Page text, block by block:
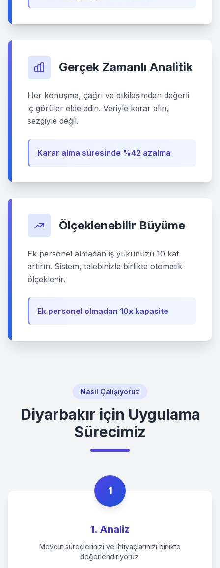
Gerçek Zamanlı Analitik
Her konuşma, çağrı ve etkileşimden değerli
iç görüler elde edin. Veriyle karar alın,
sezgiyle değil.
Karar alma süresinde %42 azalma
Ölçeklenebilir Büyüme
Ek personel almadan iş yükünüzü 10 kat
artırın. Sistem, talebinizle birlikte otomatik
ölçeklenir.
Ek personel olmadan 10x kapasite
Nasıl Çalışıyoruz
Diyarbakır için Uygulama
Sürecimiz
1
1. Analiz
Mevcut süreçlerinizi ve ihtiyaçlarınızı birlikte
değerlendiriyoruz.